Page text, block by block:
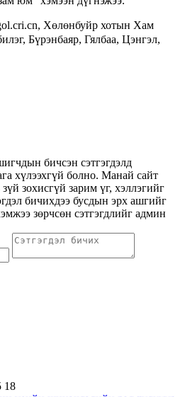
Хөлөнбуйр хотын Хам
Бүрэнбаяр, Гялбаа, Цэнгэл,
бичсэн сэтгэгдэлд
хүлээхгүй болно. Манай сайт
зохисгүй зарим үг, хэллэгийг
бичихдээ бусдын эрх ашгийг
зөрчсөн сэтгэгдлийг админ
18